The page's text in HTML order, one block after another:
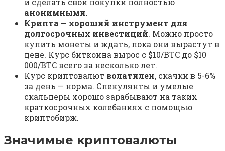
анонимными.
Крипта — хороший инструмент для
долгосрочных инвестиций. Можно просто
купить монеты и ждать, пока они вырастут в
цене. Курс биткоина вырос с $10/BTC до $10
000/BTC всего за несколько лет.
Курс криптовалют волатилен, скачки в 5-6%
за день — норма. Спекулянты и умелые
скальперы хорошо зарабывают на таких
краткосрочных колебаниях с помощью
криптобирж.
Значимые криптовалюты